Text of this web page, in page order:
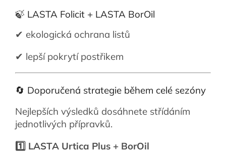
🍃 LASTA Folicit + LASTA BorOil
✔ ekologická ochrana listů
✔ lepší pokrytí postřikem
🔄 Doporučená strategie během celé sezóny
Nejlepších výsledků dosáhnete střídáním
jednotlivých přípravků.
1️⃣ LASTA Urtica Plus + BorOil